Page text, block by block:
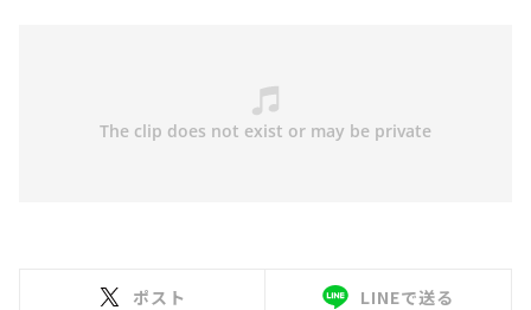
ポスト LINEで送る